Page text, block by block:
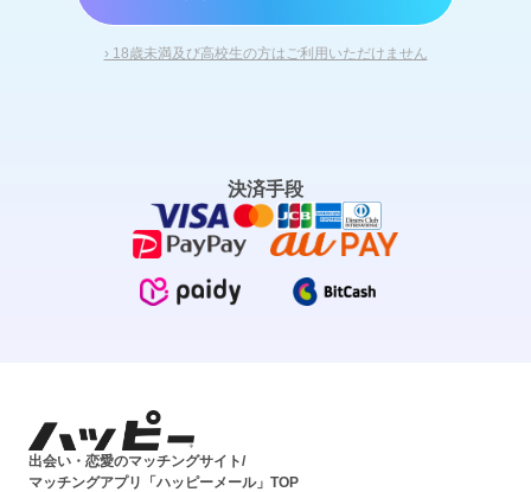
› 18歳未満及び高校生の方はご利用いただけません
決済手段
出会い・恋愛のマッチングサイト/
マッチングアプリ「ハッピーメール」TOP